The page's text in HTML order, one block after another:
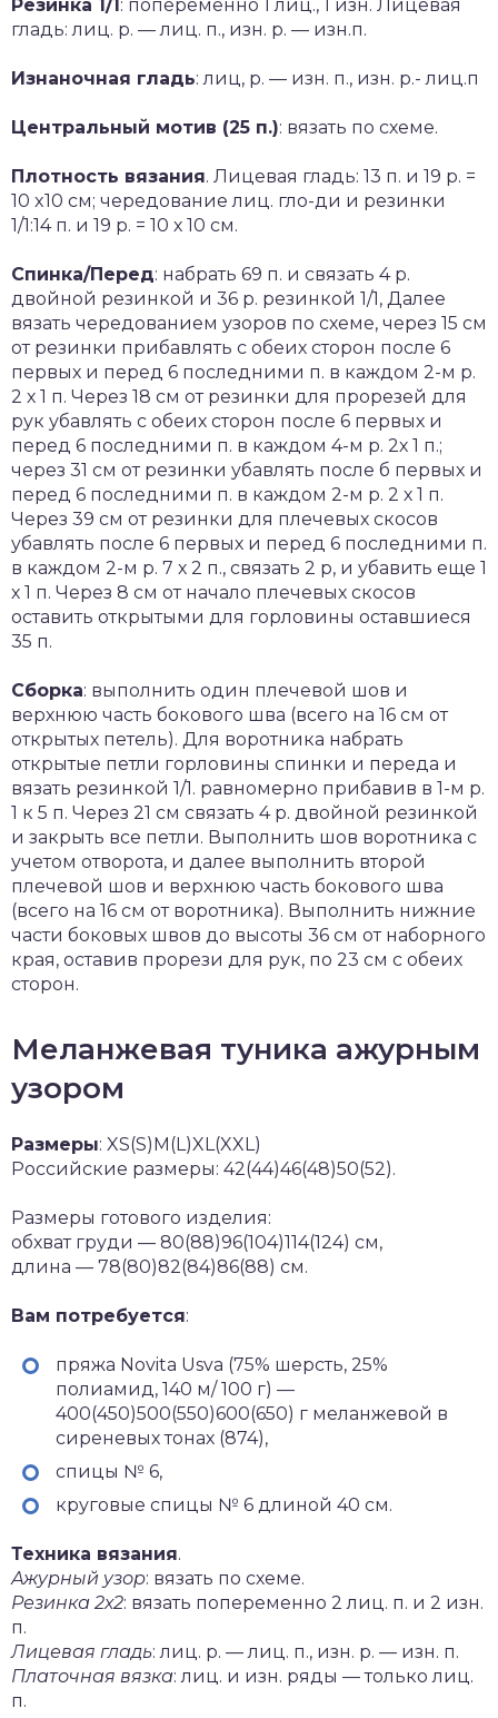
Резинка 1/1 : попеременно 1 лиц., 1 изн. Лицевая
гладь: лиц. р. — лиц. п., изн. р. — изн.п.
Изнаночная гладь: лиц, р. — изн. п., изн. р.- лиц.п
Центральный мотив (25 п.): вязать по схеме.
Плотность вязания. Лицевая гладь: 13 п. и 19 р. =
10 x10 см; чередование лиц. гло-ди и резинки
1/1:14 п. и 19 р. = 10 х 10 см.
Спинка/Перед: набрать 69 п. и связать 4 р.
двойной резинкой и 36 р. резинкой 1/1, Далее
вязать чередованием узоров по схеме, через 15 см
от резинки прибавлять с обеих сторон после 6
первых и перед 6 последними п. в каждом 2-м р.
2 х 1 п. Через 18 см от резинки для прорезей для
рук убавлять с обеих сторон после 6 первых и
перед 6 последними п. в каждом 4-м р. 2х 1 п.;
через 31 см от резинки убавлять после б первых и
перед 6 последними п. в каждом 2-м р. 2 х 1 п.
Через 39 см от резинки для плечевых скосов
убавлять после 6 первых и перед 6 последними п.
в каждом 2-м р. 7 х 2 п., связать 2 р, и убавить еще 1
х 1 п. Через 8 см от начало плечевых скосов
оставить открытыми для горловины оставшиеся
35 п.
Сборка: выполнить один плечевой шов и
верхнюю часть бокового шва (всего на 16 см от
открытых петель). Для воротника набрать
открытые петли горловины спинки и переда и
вязать резинкой 1/1. равномерно прибавив в 1-м р.
1 к 5 п. Через 21 см связать 4 р. двойной резинкой
и закрыть все петли. Выполнить шов воротника с
учетом отворота, и далее выполнить второй
плечевой шов и верхнюю часть бокового шва
(всего на 16 см от воротника). Выполнить нижние
части боковых швов до высоты 36 см от наборного
края, оставив прорези для рук, по 23 см с обеих
сторон.
Меланжевая туника ажурным
узором
Размеры: XS(S)M(L)XL(XXL)
Российские размеры: 42(44)46(48)50(52).
Размеры готового изделия:
обхват груди — 80(88)96(104)114(124) см,
длина — 78(80)82(84)86(88) см.
Вам потребуется:
пряжа Novita Usva (75% шерсть, 25%
полиамид, 140 м/ 100 г) —
400(450)500(550)600(650) г меланжевой в
сиреневых тонах (874),
спицы № 6,
круговые спицы № 6 длиной 40 см.
Техника вязания.
Ажурный узор: вязать по схеме.
Резинка 2х2: вязать попеременно 2 лиц. п. и 2 изн.
п.
Лицевая гладь: лиц. р. — лиц. п., изн. р. — изн. п.
Платочная вязка: лиц. и изн. ряды — только лиц.
п.